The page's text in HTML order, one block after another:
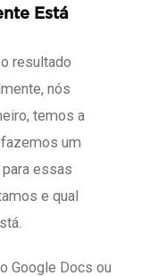
Está
resultado
nós
temos a
um
essas
e qual
Google Docs ou